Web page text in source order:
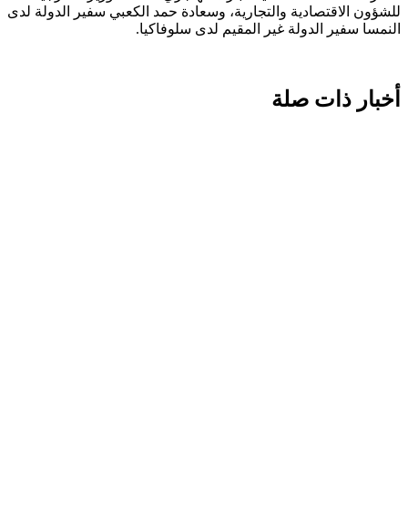
للشؤون الاقتصادية والتجارية، وسعادة حمد الكعبي سفير الدولة لدى
النمسا سفير الدولة غير المقيم لدى سلوفاكيا.
أخبار ذات صلة